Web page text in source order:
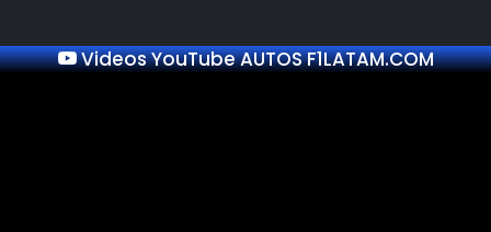
Videos YouTube AUTOS F1LATAM.COM